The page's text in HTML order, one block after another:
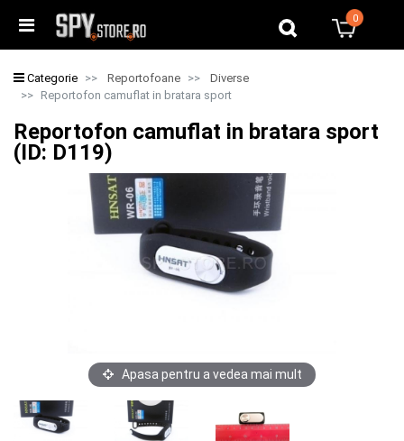
0
Categorie Reportofoane
Diverse
Reportofon camuflat in bratara sport
Reportofon camuflat in bratara sport
(ID: D119)
Apasa pentru a vedea mai mult